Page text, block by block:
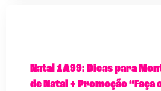
Natal 1A99: Dicas para
de Natal + Promoção “Faça